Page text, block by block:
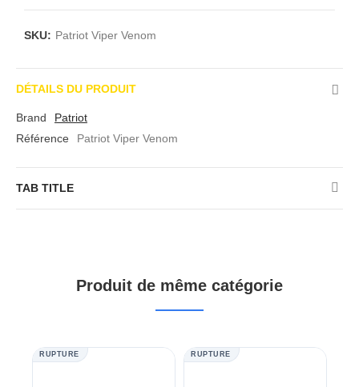
SKU: Patriot Viper Venom
DÉTAILS DU PRODUIT
Brand
Patriot
Référence
Patriot Viper Venom
TAB TITLE
Produit de même catégorie
RUPTURE RUPTURE